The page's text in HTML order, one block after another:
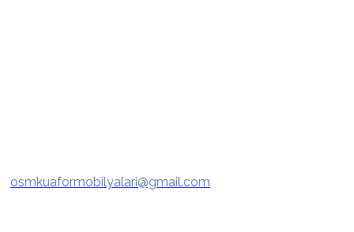
osmkuaformobilyalari@gmail.com